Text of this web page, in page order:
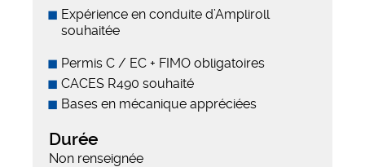
Expérience en conduite d’Ampliroll
souhaitée
Permis C / EC + FIMO obligatoires
CACES R490 souhaité
Bases en mécanique appréciées
Durée
Non renseignée